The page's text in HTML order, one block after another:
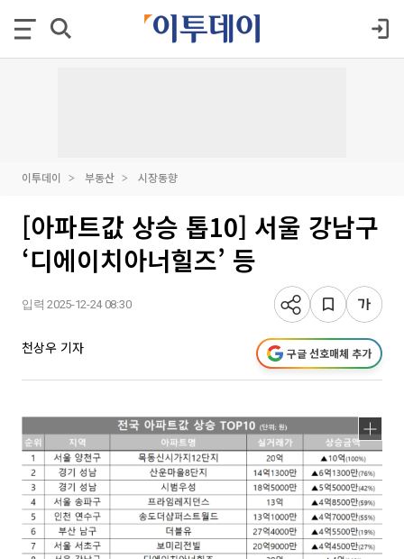
이투데이 부동산 시장동향
[아파트값 상승 톱10] 서울 강남구
‘디에이치아너힐즈’ 등
입력 2025-12-24 08:30
천상우 기자 구글 선호매체 추가